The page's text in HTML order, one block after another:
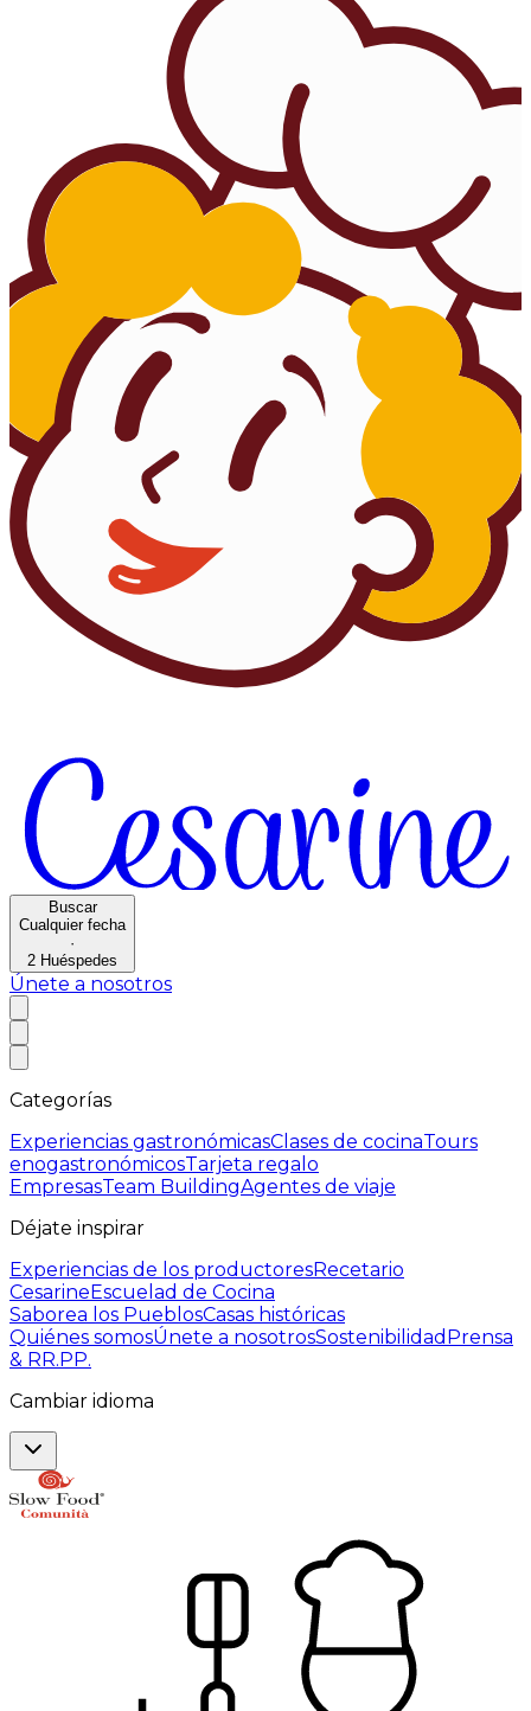
Buscar
Cualquier fecha
·
2 Huéspedes
Únete a nosotros
Categorías
Experiencias gastronómicasClases de cocinaTours
enogastronómicosTarjeta regalo
EmpresasTeam BuildingAgentes de viaje
Déjate inspirar
Experiencias de los productoresRecetario
CesarineEscuelad de Cocina
Saborea los PueblosCasas históricas
Quiénes somosÚnete a nosotrosSostenibilidad Prensa
& RR.PP.
Cambiar idioma